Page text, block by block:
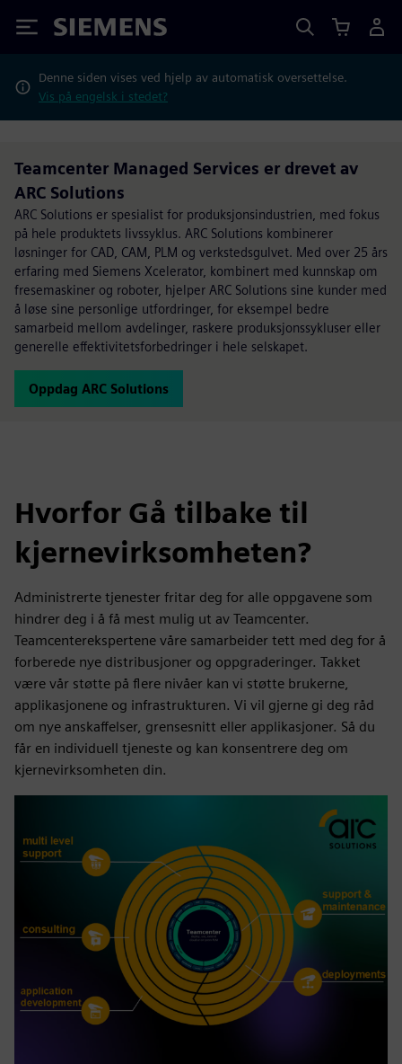
Siemens
Denne siden vises ved hjelp av automatisk oversettelse.
Vis på engelsk i stedet?
Teamcenter Managed Services er drevet av
ARC Solutions
ARC Solutions er spesialist for produksjonsindustrien, med fokus
på hele produktets livssyklus. ARC Solutions kombinerer
løsninger for CAD, CAM, PLM og verkstedsgulvet. Med over 25 års
erfaring med Siemens Xcelerator, kombinert med kunnskap om
fresemaskiner og roboter, hjelper ARC Solutions sine kunder med
å løse sine personlige utfordringer, for eksempel bedre
samarbeid mellom avdelinger, raskere produksjonssykluser eller
generelle effektivitetsforbedringer i hele selskapet.
Oppdag ARC Solutions
Hvorfor Gå tilbake til
kjernevirksomheten?
Administrerte tjenester fritar deg for alle oppgavene som
hindrer deg i å få mest mulig ut av Teamcenter.
Teamcenterekspertene våre samarbeider tett med deg for å
forberede nye distribusjoner og oppgraderinger. Takket
være vår støtte på flere nivåer kan vi støtte brukerne,
applikasjonene og infrastrukturen. Vi vil gjerne gi deg råd
om nye anskaffelser, grensesnitt eller applikasjoner. Så du
får en individuell tjeneste og kan konsentrere deg om
kjernevirksomheten din.